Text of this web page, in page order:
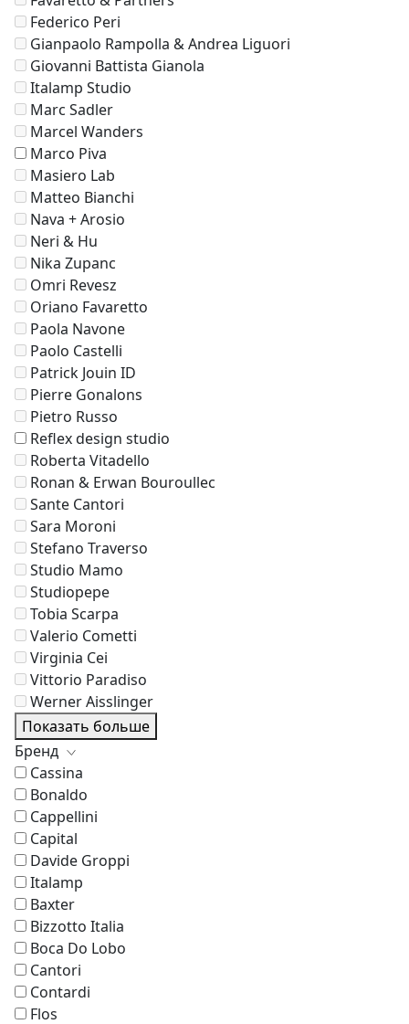
Federico Peri
Gianpaolo Rampolla & Andrea Liguori
Giovanni Battista Gianola
Italamp Studio
Marc Sadler
Marcel Wanders
Marco Piva
Masiero Lab
Matteo Bianchi
Nava + Arosio
Neri & Hu
Nika Zupanc
Omri Revesz
Oriano Favaretto
Paola Navone
Paolo Castelli
Patrick Jouin ID
Pierre Gonalons
Pietro Russo
Reflex design studio
Roberta Vitadello
Ronan & Erwan Bouroullec
Sante Cantori
Sara Moroni
Stefano Traverso
Studio Mamo
Studiopepe
Tobia Scarpa
Valerio Cometti
Virginia Cei
Vittorio Paradiso
Werner Aisslinger
Показать больше
Бренд
Cassina
Bonaldo
Cappellini
Capital
Davide Groppi
Italamp
Baxter
Bizzotto Italia
Boca Do Lobo
Cantori
Contardi
Flos